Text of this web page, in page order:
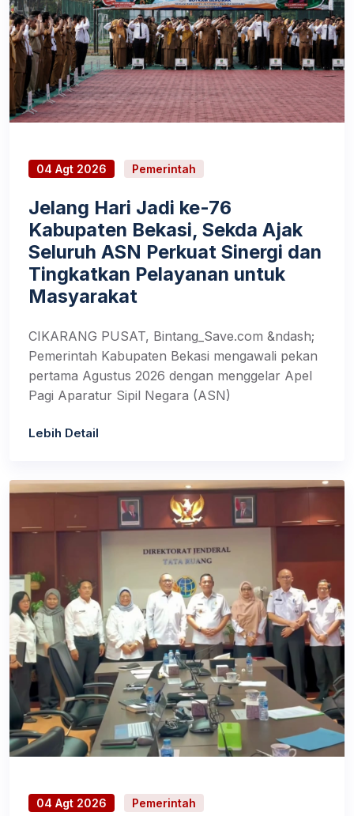
04 Agt 2026 Pemerintah
Jelang Hari Jadi ke-76
Kabupaten Bekasi, Sekda Ajak
Seluruh ASN Perkuat Sinergi dan
Tingkatkan Pelayanan untuk
Masyarakat
CIKARANG PUSAT, Bintang_Save.com &ndash;
Pemerintah Kabupaten Bekasi mengawali pekan
pertama Agustus 2026 dengan menggelar Apel
Pagi Aparatur Sipil Negara (ASN)
Lebih Detail
04 Agt 2026 Pemerintah